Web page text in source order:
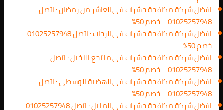
افضل شركة مكافحة حشرات فى العاشر من رمضان : اتصل
01025257948 – خصم 50%
افضل شركة مكافحة حشرات فى الرحاب : اتصل 01025257948 –
خصم 50%
افضل شركة مكافحة حشرات فى منتجع النخيل : اتصل
01025257948 – خصم 50%
افضل شركة مكافحة حشرات فى الهضبة الوسطى : اتصل
01025257948 – خصم 50%
افضل شركة مكافحة حشرات فى المنيل : اتصل 01025257948 –